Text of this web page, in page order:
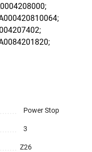
Power Stop
3
Z26